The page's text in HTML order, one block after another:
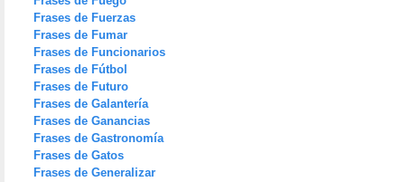
Frases de Fuerzas
Frases de Fumar
Frases de Funcionarios
Frases de Fútbol
Frases de Futuro
Frases de Galantería
Frases de Ganancias
Frases de Gastronomía
Frases de Gatos
Frases de Generalizar